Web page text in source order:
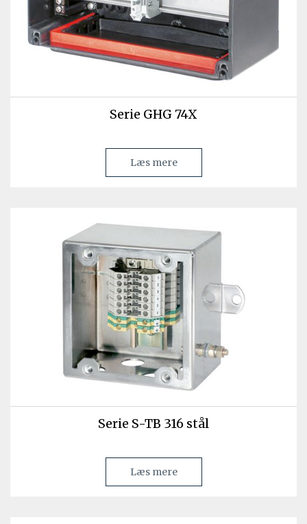
Serie GHG 74X
Læs mere
Serie S-TB 316 stål
Læs mere